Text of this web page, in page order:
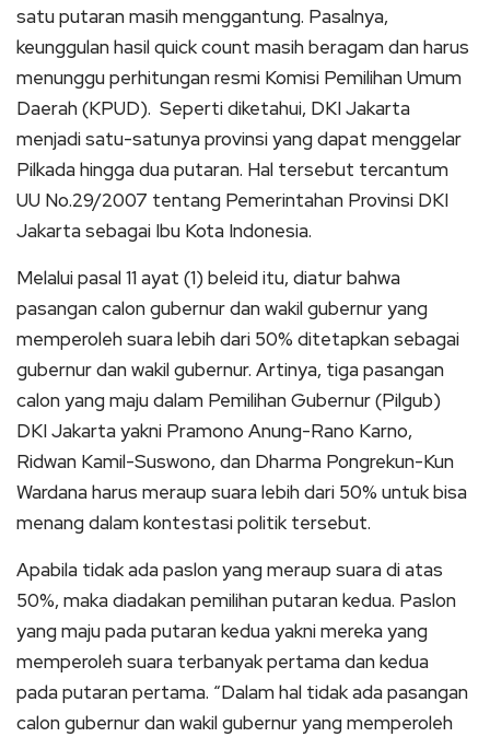
satu putaran masih menggantung. Pasalnya,
keunggulan hasil quick count masih beragam dan harus
menunggu perhitungan resmi Komisi Pemilihan Umum
Daerah (KPUD). Seperti diketahui, DKI Jakarta
menjadi satu-satunya provinsi yang dapat menggelar
Pilkada hingga dua putaran. Hal tersebut tercantum
UU No.29/2007 tentang Pemerintahan Provinsi DKI
Jakarta sebagai Ibu Kota Indonesia.
Melalui pasal 11 ayat (1) beleid itu, diatur bahwa
pasangan calon gubernur dan wakil gubernur yang
memperoleh suara lebih dari 50% ditetapkan sebagai
gubernur dan wakil gubernur. Artinya, tiga pasangan
calon yang maju dalam Pemilihan Gubernur (Pilgub)
DKI Jakarta yakni Pramono Anung-Rano Karno,
Ridwan Kamil-Suswono, dan Dharma Pongrekun-Kun
Wardana harus meraup suara lebih dari 50% untuk bisa
menang dalam kontestasi politik tersebut.
Apabila tidak ada paslon yang meraup suara di atas
50%, maka diadakan pemilihan putaran kedua. Paslon
yang maju pada putaran kedua yakni mereka yang
memperoleh suara terbanyak pertama dan kedua
pada putaran pertama. “Dalam hal tidak ada pasangan
calon gubernur dan wakil gubernur yang memperoleh